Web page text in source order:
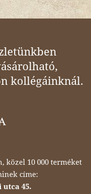
kollégáinknál.
közel 10 000 terméket
címe:
utca 45.